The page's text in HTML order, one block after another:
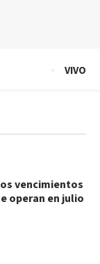
VIVO
vencimientos
operan en julio